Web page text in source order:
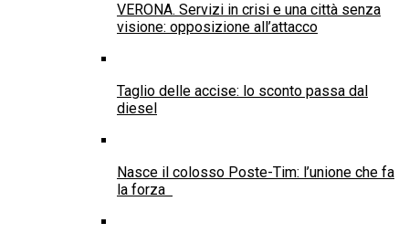
VERONA. Servizi in crisi e una città senza
visione: opposizione all’attacco
Taglio delle accise: lo sconto passa dal
diesel
Nasce il colosso Poste-Tim: l’unione che fa
la forza